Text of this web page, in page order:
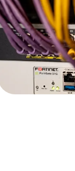
Partner
Partner
Partner